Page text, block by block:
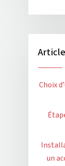
Choix
un